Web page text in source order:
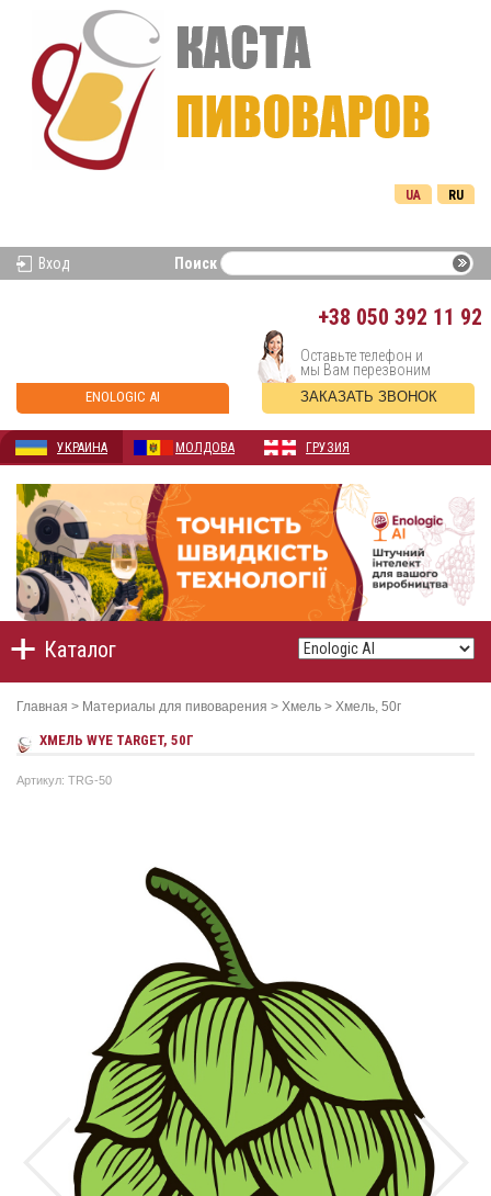
RU
UA
Вход Поиск
+38 050 392 11 92
ENOLOGIC AI
Оставьте телефон и
мы Вам перезвоним
ЗАКАЗАТЬ ЗВОНОК
УКРАИНА МОЛДОВА ГРУЗИЯ
Каталог
Главная > Материалы для пивоварения > Хмель > Хмель, 50г
ХМEЛЬ WYE TARGET, 50Г
Артикул: TRG-50